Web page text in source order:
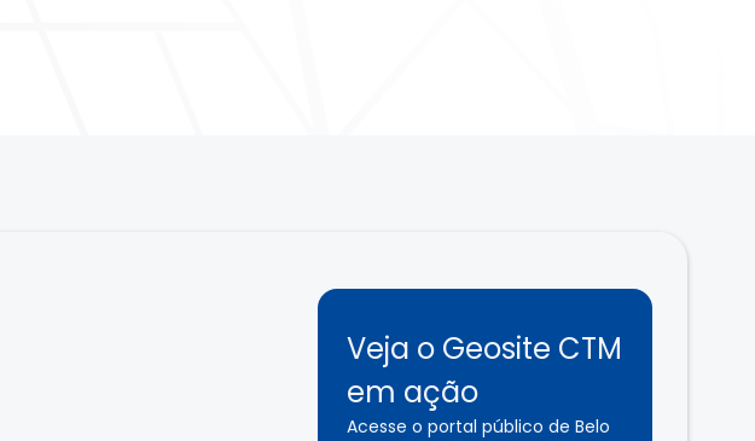
Veja o Geosite CTM
em ação
Acesse o portal público de Belo